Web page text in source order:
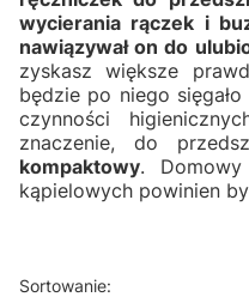
wycierania rączek i
nawiązywał on do
zyskasz większe
będzie po niego
czynności
znaczenie, do
kompaktowy.
kąpielowych powinien
Sortowanie: